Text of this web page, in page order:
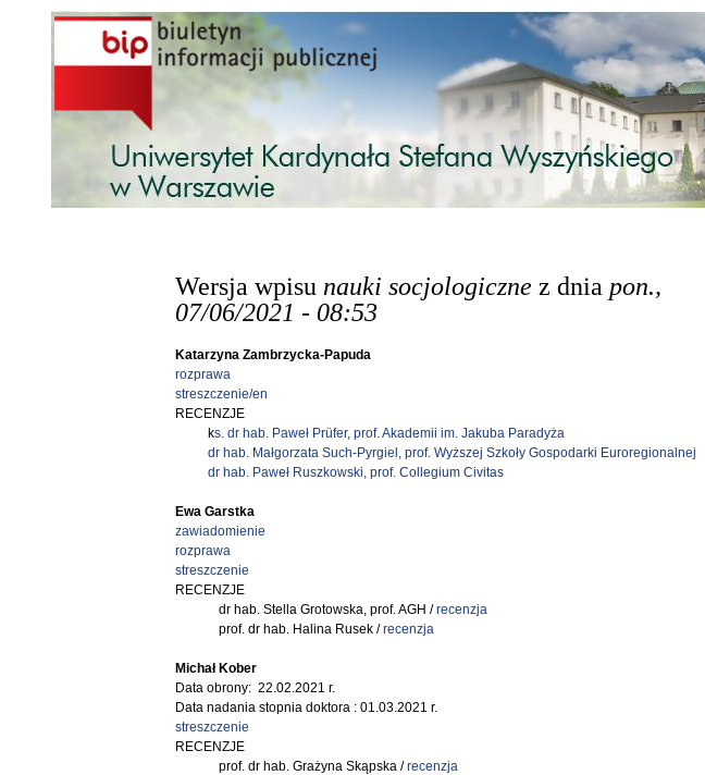
Przejdź do treści
Wersja wpisu nauki socjologiczne z dnia pon.,
07/06/2021 - 08:53
Katarzyna Zambrzycka-Papuda
rozprawa
streszczenie/en
RECENZJE
ks. dr hab. Paweł Prüfer, prof. Akademii im. Jakuba Paradyża
dr hab. Małgorzata Such-Pyrgiel, prof. Wyższej Szkoły Gospodarki Euroregionalnej
dr hab. Paweł Ruszkowski, prof. Collegium Civitas
Ewa Garstka
zawiadomienie
rozprawa
streszczenie
RECENZJE
dr hab. Stella Grotowska, prof. AGH /recenzja
prof. dr hab. Halina Rusek /recenzja
Michał Kober
Data obrony: 22.02.2021 r.
Data nadania stopnia doktora : 01.03.2021 r.
streszczenie
RECENZJE
prof. dr hab. Grażyna Skąpska /recenzja